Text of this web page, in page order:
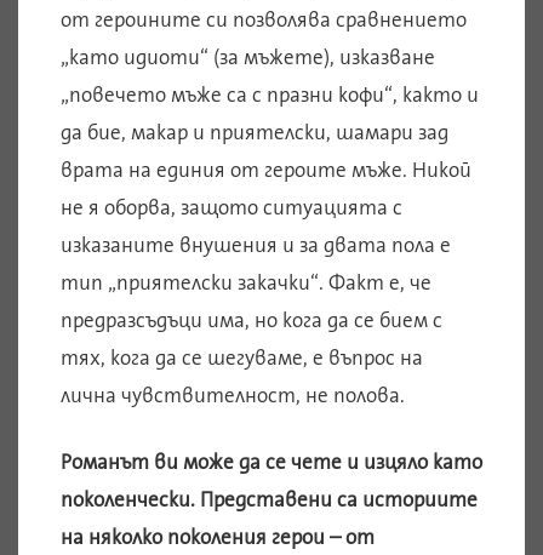
от героините си позволява сравнението
„като идиоти“ (за мъжете), изказване
„повечето мъже са с празни кофи“, както и
да бие, макар и приятелски, шамари зад
врата на единия от героите мъже. Никой
не я оборва, защото ситуацията с
изказаните внушения и за двата пола е
тип „приятелски закачки“. Факт е, че
предразсъдъци има, но кога да се бием с
тях, кога да се шегуваме, е въпрос на
лична чувствителност, не полова.
Романът ви може да се чете и изцяло като
поколенчески. Представени са историите
на няколко поколения герои – от